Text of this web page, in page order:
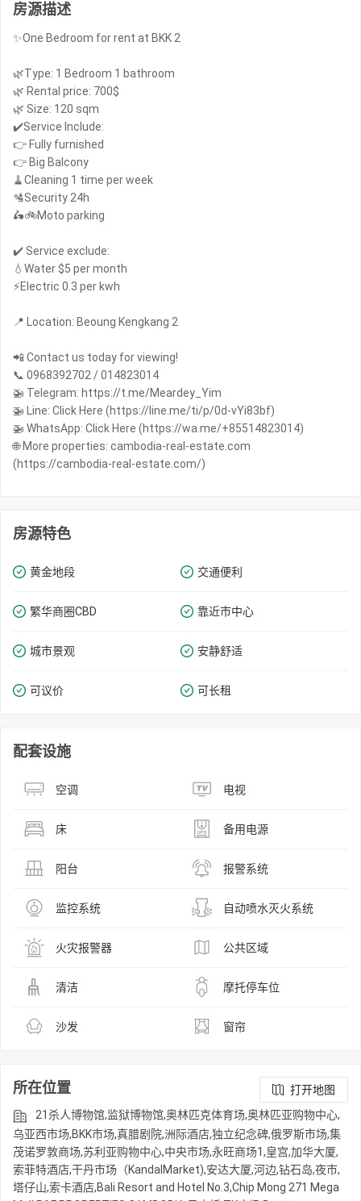
房源描述
✨One Bedroom for rent at BKK 2
🌿Type: 1 Bedroom 1 bathroom
🌿 Rental price: 700$
🌿 Size: 120 sqm
✔️Service Include:
👉 Fully furnished
👉 Big Balcony
🧹Cleaning 1 time per week
🛂Security 24h
🛵🚲Moto parking
✔️ Service exclude:
💧Water $5 per month
⚡️Electric 0.3 per kwh
📍 Location: Beoung Kengkang 2
📲 Contact us today for viewing!
📞 0968392702 / 014823014
🚁 Telegram: https://t.me/Meardey_Yim
🚁 Line: Click Here (https://line.me/ti/p/0d-vYi83bf)
🚁 WhatsApp: Click Here (https://wa.me/+85514823014)
🌐 More properties: cambodia-real-estate.com
(https://cambodia-real-estate.com/)
房源特色
黄金地段 交通便利
繁华商圈​​CBD 靠近市中心
城市景观 安静舒适
可议价 可长租
配套设施
空调 电视
床 备用电源
阳台 报警系统
监控系统 自动喷水灭火系统
火灾报警器 公共区域
清洁 摩托停车位
沙发 窗帘
所在位置
打开地图
21杀人博物馆,监狱博物馆,奥林匹克体育场,奥林匹亚购物中心,
乌亚西市场,BKK市场,真腊剧院,洲际酒店,独立纪念碑,俄罗斯市场,集
茂诺罗敦商场,苏利亚购物中心,中央市场,永旺商场1,皇宫,加华大厦,
索菲特酒店,干丹市场（KandalMarket),安达大厦,河边,钻石岛,夜市,
塔仔山,索卡酒店,Bali Resort and Hotel No.3,Chip Mong 271 Mega